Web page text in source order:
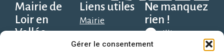
Gérer le consentement
Mairie de
Loir en
Vallée
Liens utiles
Mairie
Ne manquez
rien !
Illiwap